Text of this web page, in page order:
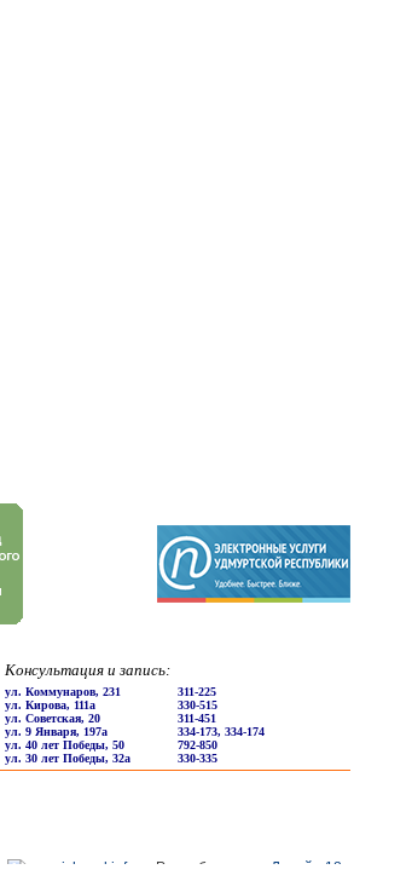
Консультация и запись:
ул. Коммунаров, 231
ул. Кирова, 111a
ул. Советская, 20
ул. 9 Января, 197a
ул. 40 лет Победы, 50
ул. 30 лет Победы, 32а
311-225
330-515
311-451
334-173, 334-174
792-850
330-335
Разработано в « Дизайн 18